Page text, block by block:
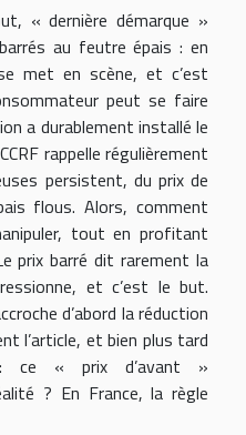
« dernière démarque »
au feutre épais : en
met en scène, et c’est
peut se faire
a durablement installé le
rappelle régulièrement
persistent, du prix de
flous. Alors, comment
tout en profitant
prix barré dit rarement la
et c’est le but.
d’abord la réduction
l’article, et bien plus tard
ce « prix d’avant »
? En France, la règle